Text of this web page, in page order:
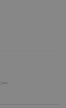
/M-C